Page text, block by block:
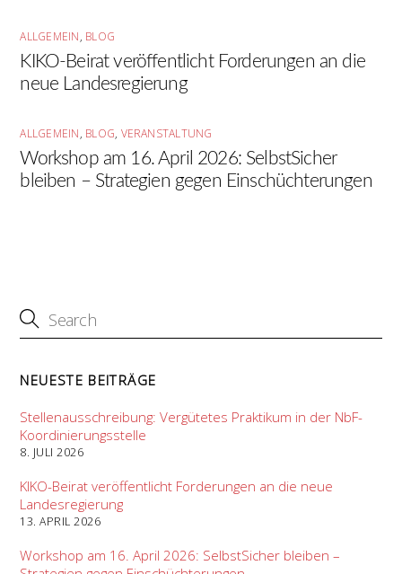
ALLGEMEIN, BLOG
KIKO-Beirat veröffentlicht Forderungen an die
neue Landesregierung
ALLGEMEIN, BLOG, VERANSTALTUNG
Workshop am 16. April 2026: SelbstSicher
bleiben – Strategien gegen Einschüchterungen
NEUESTE BEITRÄGE
Stellenausschreibung: Vergütetes Praktikum in der NbF-
Koordinierungsstelle
8. JULI 2026
KIKO-Beirat veröffentlicht Forderungen an die neue
Landesregierung
13. APRIL 2026
Workshop am 16. April 2026: SelbstSicher bleiben –